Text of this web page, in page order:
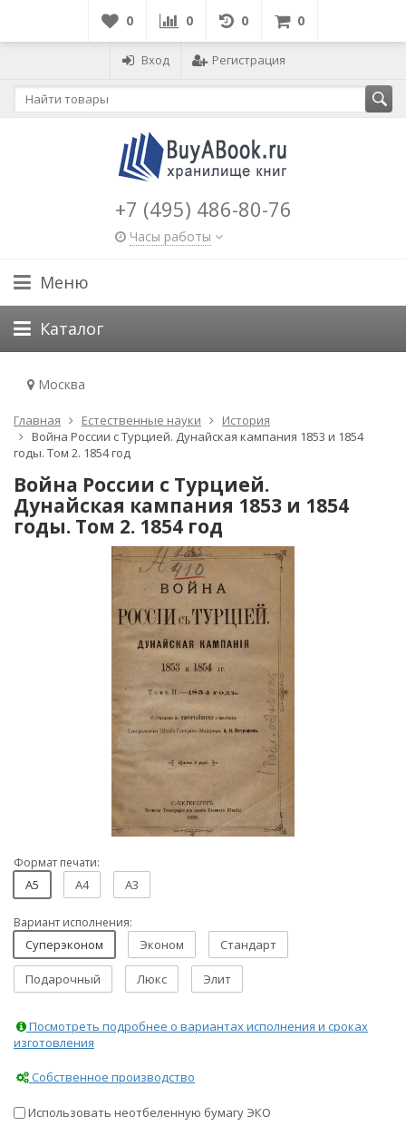
0 0 0 0
Вход Регистрация
+7 (495) 486-80-76
Часы работы
Меню
Каталог
Москва
Главная Естественные науки
История
Война России с Турцией. Дунайская кампания 1853 и 1854
годы. Том 2. 1854 год
Война России с Турцией.
Дунайская кампания 1853 и 1854
годы. Том 2. 1854 год
Формат печати:
A5 A4 A3
Вариант исполнения:
Суперэконом Эконом Стандарт
Подарочный Люкс Элит
Посмотреть подробнее о вариантах исполнения и сроках
изготовления
Собственное производство
Использовать неотбеленную бумагу ЭКО